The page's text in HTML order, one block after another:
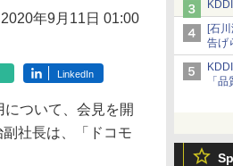
[石
告げ
マッ
「
2020年9月11日 01:00
LinkedIn
ついて、会見を開
社長は、「ドコモ